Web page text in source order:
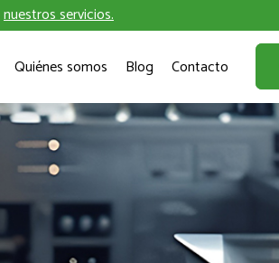
nuestros servicios.
Quiénes somos Blog Contacto